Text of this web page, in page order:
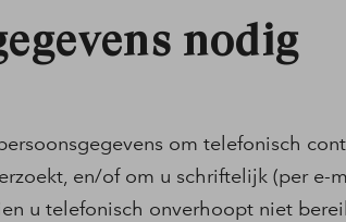
nodig
om telefonisch
en/of om u schriftelijk (per e-
u telefonisch onverhoopt niet